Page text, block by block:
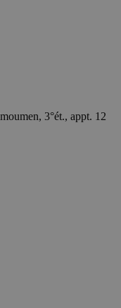
3°ét., appt. 12